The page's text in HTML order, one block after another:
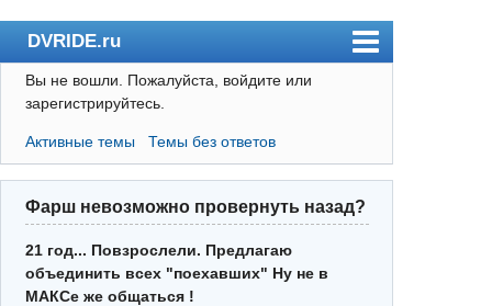
DVRIDE.ru
Форум
Пользователи
Правила
Поиск
Регистрация
Вы не вошли. Пожалуйста, войдите или
зарегистрируйтесь.
Активные темы Темы без ответов
Фарш невозможно провернуть назад?
21 год... Повзрослели. Предлагаю
объединить всех "поехавших" Ну не в
МАКСе же общаться !